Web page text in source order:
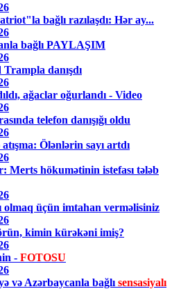
bağlı razılaşdı: Hər ay...
bağlı PAYLAŞIM
danışdı
ağaclar oğurlandı - Video
telefon danışığı oldu
Ölənlərin sayı artdı
Merts hökumətinin istefası tələb
olmaq üçün imtahan verməlisiniz
kimin kürəkəni imiş?
- FOTOSU
və Azərbaycanla bağlı sensasiyalı